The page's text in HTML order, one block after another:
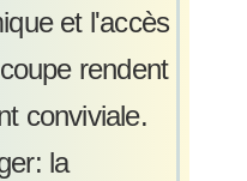
et l'accès
rendent
conviviale.
la